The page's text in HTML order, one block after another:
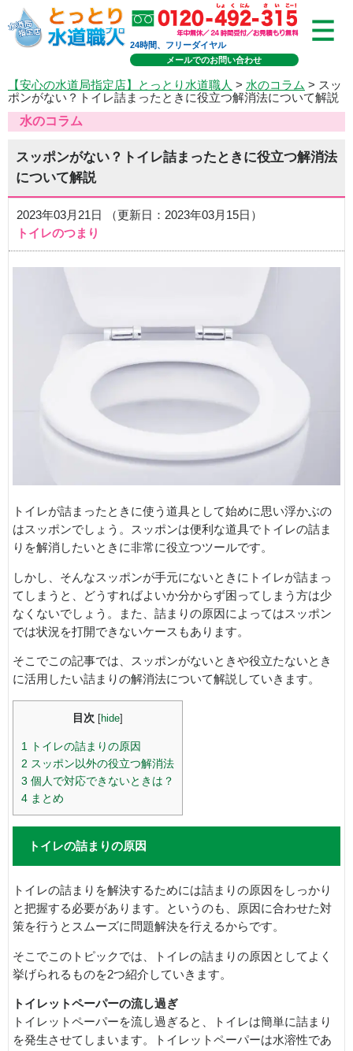
24時間、フリーダイヤル
メールでのお問い合わせ
【安心の水道局指定店】とっとり水道職人 > 水のコラム > スッ
ポンがない？トイレ詰まったときに役立つ解消法について解説
水のコラム
スッポンがない？トイレ詰まったときに役立つ解消法
について解説
2023年03月21日 （更新日：2023年03月15日）
トイレのつまり
トイレが詰まったときに使う道具として始めに思い浮かぶの
はスッポンでしょう。スッポンは便利な道具でトイレの詰ま
りを解消したいときに非常に役立つツールです。
しかし、そんなスッポンが手元にないときにトイレが詰まっ
てしまうと、どうすればよいか分からず困ってしまう方は少
なくないでしょう。また、詰まりの原因によってはスッポン
では状況を打開できないケースもあります。
そこでこの記事では、スッポンがないときや役立たないとき
に活用したい詰まりの解消法について解説していきます。
目次 hide
1
トイレの詰まりの原因
2 スッポン以外の役立つ解消法
3 個人で対応できないときは？
4 まとめ
トイレの詰まりの原因
トイレの詰まりを解決するためには詰まりの原因をしっかり
と把握する必要があります。というのも、原因に合わせた対
策を行うとスムーズに問題解決を行えるからです。
そこでこのトピックでは、トイレの詰まりの原因としてよく
挙げられるものを2つ紹介していきます。
トイレットペーパーの流し過ぎ
トイレットペーパーを流し過ぎると、トイレは簡単に詰まり
を発生させてしまいます。トイレットペーパーは水溶性であ